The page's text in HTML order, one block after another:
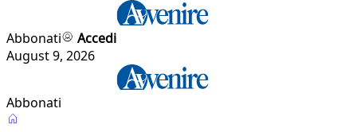
Abbonati
Accedi
August 9, 2026
Abbonati